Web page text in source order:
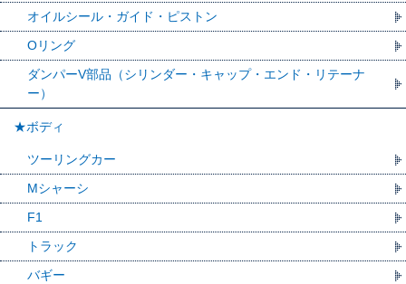
オイルシール・ガイド・ピストン
Oリング
ダンパーV部品（シリンダー・キャップ・エンド・リテーナ
ー）
★ボディ
ツーリングカー
Mシャーシ
F1
トラック
バギー